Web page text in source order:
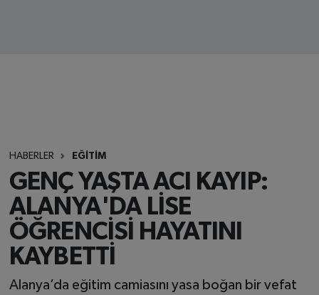
HABERLER EĞİTİM
GENÇ YAŞTA ACI KAYIP:
ALANYA'DA LİSE
ÖĞRENCİSİ HAYATINI
KAYBETTİ
Alanya’da eğitim camiasını yasa boğan bir vefat